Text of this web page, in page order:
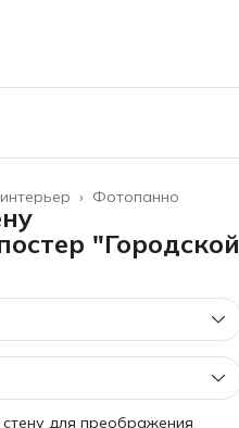
Фотопанно
интерьер ›
"Городской
для преображения